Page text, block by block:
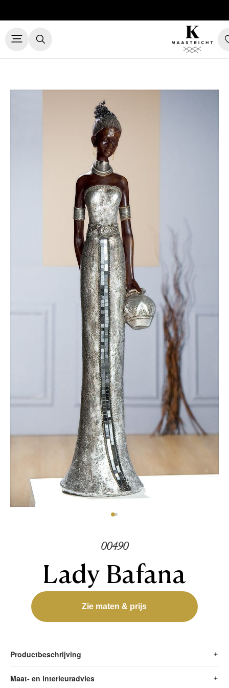
00490
Lady Bafana
Zie maten & prijs
Productbeschrijving
Origineel handgemaakt van Polystone Wat is Polystone ?
Maat- en interieuradvies